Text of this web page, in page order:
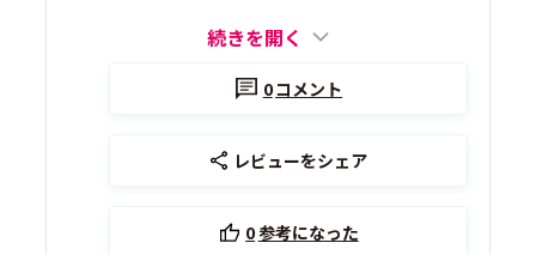
続きを開く
0コメント
レビューをシェア
0参考になった